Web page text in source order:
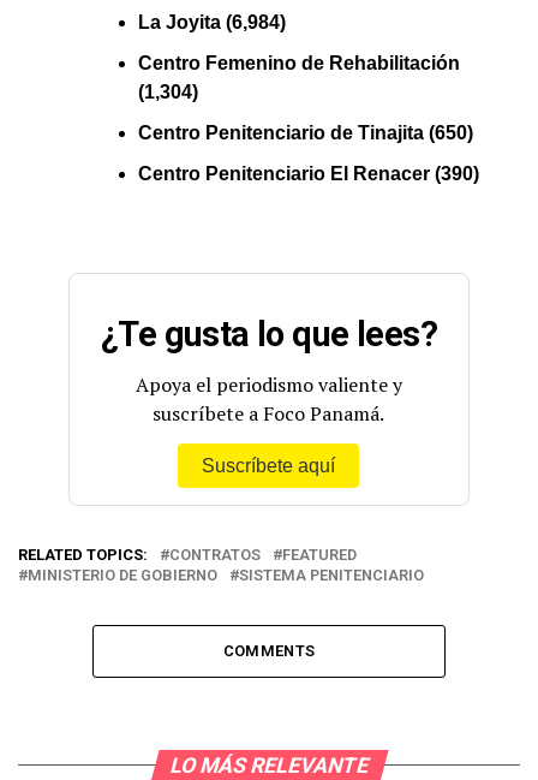
La Joyita (6,984)
Centro Femenino de Rehabilitación
(1,304)
Centro Penitenciario de Tinajita (650)
Centro Penitenciario El Renacer (390)
¿Te gusta lo que lees?
Apoya el periodismo valiente y
suscríbete a Foco Panamá.
Suscríbete aquí
RELATED TOPICS: CONTRATOS
FEATURED
MINISTERIO DE GOBIERNO
SISTEMA PENITENCIARIO
COMMENTS
LO MÁS RELEVANTE